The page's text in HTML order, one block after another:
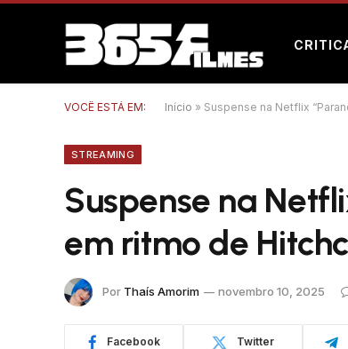
VOCÊ ESTÁ EM: Início » Suspense na Netflix
STREAMING
Suspense na
em ritmo de
Por Thaís Amorim novembro 10, 2025
Facebook Twitter